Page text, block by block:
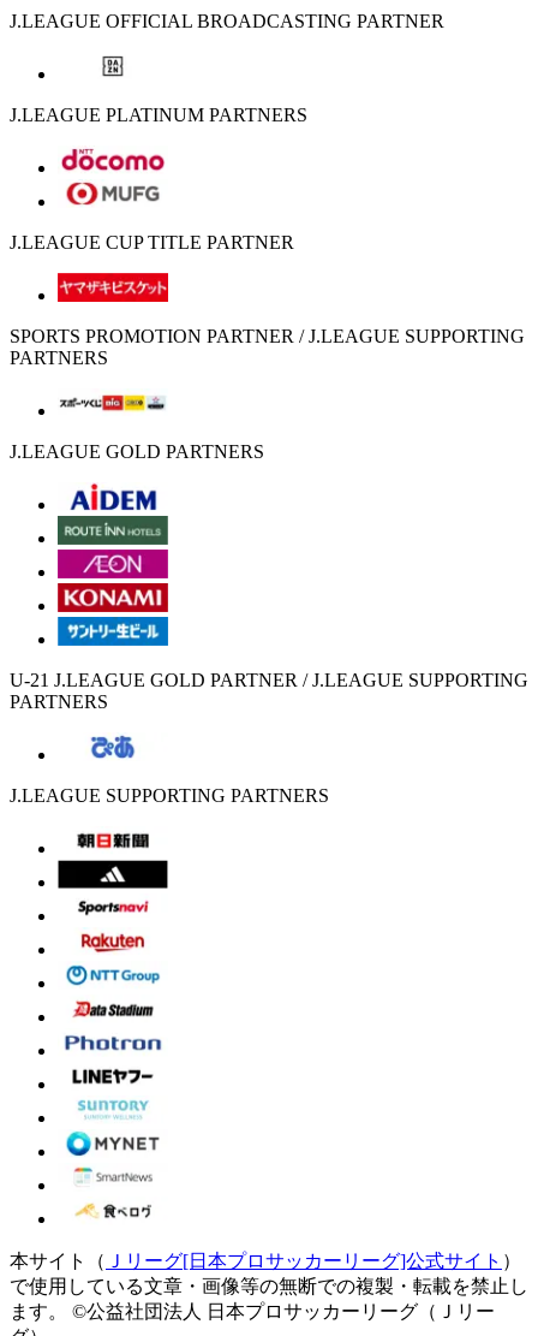
J.LEAGUE OFFICIAL BROADCASTING PARTNER
J.LEAGUE PLATINUM PARTNERS
J.LEAGUE CUP TITLE PARTNER
SPORTS PROMOTION PARTNER / J.LEAGUE SUPPORTING
PARTNERS
J.LEAGUE GOLD PARTNERS
U-21 J.LEAGUE GOLD PARTNER / J.LEAGUE SUPPORTING
PARTNERS
J.LEAGUE SUPPORTING PARTNERS
本サイト（ Ｊリーグ[日本プロサッカーリーグ]公式サイト ）
で使用している文章・画像等の無断での複製・転載を禁止し
ます。
©公益社団法人 日本プロサッカーリーグ（Ｊリー